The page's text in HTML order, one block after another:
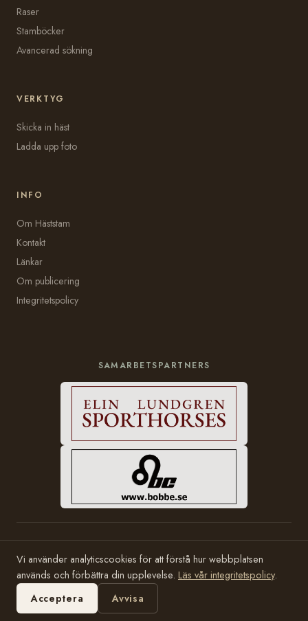
Raser
Stamböcker
Avancerad sökning
VERKTYG
Skicka in häst
Ladda upp foto
INFO
Om Häststam
Kontakt
Länkar
Om publicering
Integritetspolicy
SAMARBETSPARTNERS
Hosting:Bobbe Consulting
Vi använder analyticscookies för att förstå hur webbplatsen
används och förbättra din upplevelse. Läs vår integritetspolicy.
Acceptera
Avvisa